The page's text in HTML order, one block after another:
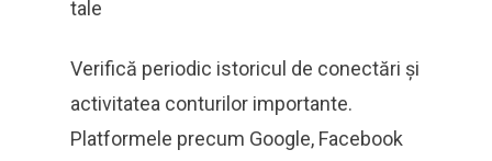
tale
Verifică periodic istoricul de conectări și
activitatea conturilor importante.
Platformele precum Google, Facebook